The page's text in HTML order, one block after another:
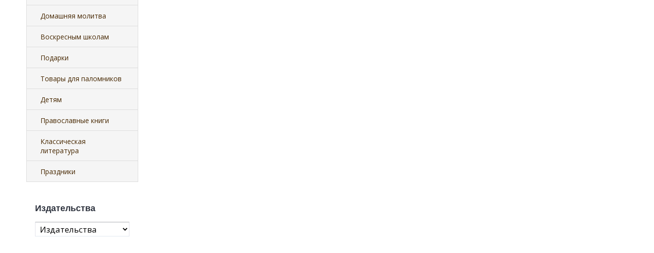
Домашняя молитва
Воскресным школам
Подарки
Товары для паломников
Детям
Православные книги
Классическая
литература
Праздники
Издательства